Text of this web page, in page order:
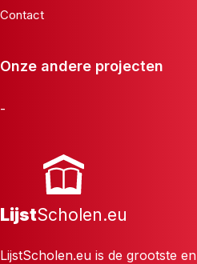
Contact
Onze andere projecten
-
LijstScholen.eu
LijstScholen.eu is de grootste en